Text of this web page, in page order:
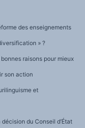
des enseignements
» ?
raisons pour mieux
son action
et
du Conseil d’État